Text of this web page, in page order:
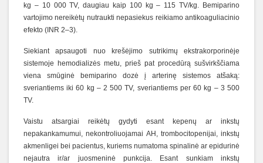
kg – 10 000 TV, daugiau kaip 100 kg – 115 TV/kg. Bemiparino
vartojimo nereikėtų nutraukti nepasiekus reikiamo antikoaguliacinio
efekto (INR 2–3).
Siekiant apsaugoti nuo krešėjimo sutrikimų ekstrakorporinėje
sistemoje hemodializės metu, prieš pat procedūrą sušvirkščiama
viena smūginė bemiparino dozė į arterinę sistemos atšaką:
sveriantiems iki 60 kg – 2 500 TV, sveriantiems per 60 kg – 3 500
TV.
Vaistu atsargiai reikėtų gydyti esant kepenų ar inkstų
nepakankamumui, nekontroliuojamai AH, trombocitopenijai, inkstų
akmenligei bei pacientus, kuriems numatoma spinalinė ar epidurinė
nejautra ir/ar juosmeninė punkcija. Esant sunkiam inkstų